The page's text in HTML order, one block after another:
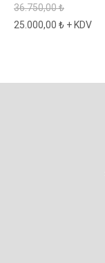
36.750,00 ₺
25.000,00 ₺ + KDV